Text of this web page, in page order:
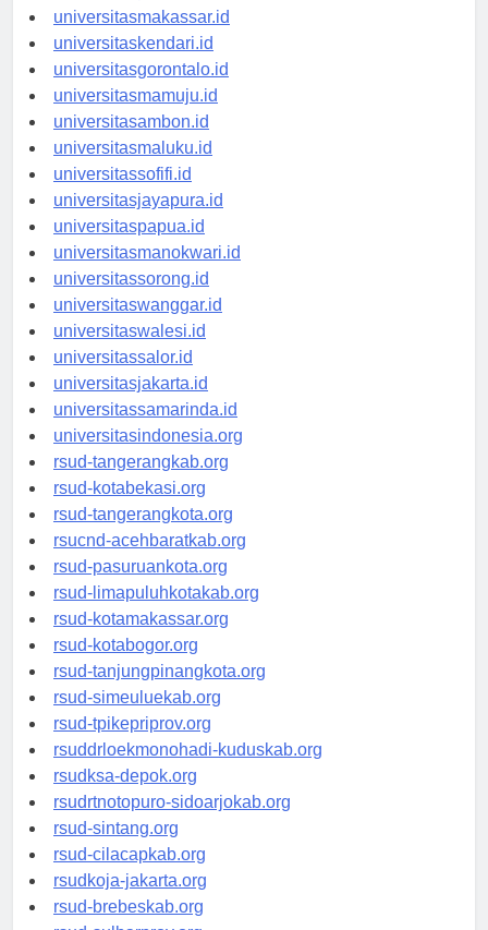
universitaspalu.id
universitasmakassar.id
universitaskendari.id
universitasgorontalo.id
universitasmamuju.id
universitasambon.id
universitasmaluku.id
universitassofifi.id
universitasjayapura.id
universitaspapua.id
universitasmanokwari.id
universitassorong.id
universitaswanggar.id
universitaswalesi.id
universitassalor.id
universitasjakarta.id
universitassamarinda.id
universitasindonesia.org
rsud-tangerangkab.org
rsud-kotabekasi.org
rsud-tangerangkota.org
rsucnd-acehbaratkab.org
rsud-pasuruankota.org
rsud-limapuluhkotakab.org
rsud-kotamakassar.org
rsud-kotabogor.org
rsud-tanjungpinangkota.org
rsud-simeuluekab.org
rsud-tpikepriprov.org
rsuddrloekmonohadi-kuduskab.org
rsudksa-depok.org
rsudrtnotopuro-sidoarjokab.org
rsud-sintang.org
rsud-cilacapkab.org
rsudkoja-jakarta.org
rsud-brebeskab.org